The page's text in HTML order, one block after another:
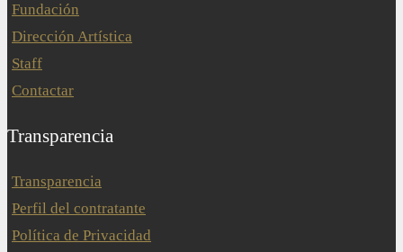
Fundación
Dirección Artística
Staff
Contactar
Transparencia
Transparencia
Perfil del contratante
Política de Privacidad